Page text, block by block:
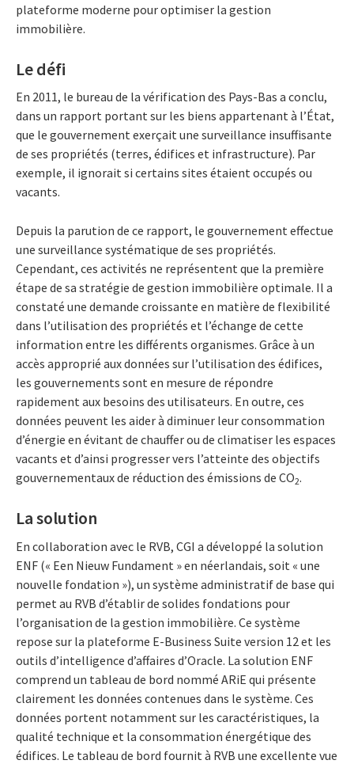
plateforme moderne pour optimiser la gestion
immobilière.
Le défi
En 2011, le bureau de la vérification des Pays-Bas a conclu,
dans un rapport portant sur les biens appartenant à l’État,
que le gouvernement exerçait une surveillance insuffisante
de ses propriétés (terres, édifices et infrastructure). Par
exemple, il ignorait si certains sites étaient occupés ou
vacants.
Depuis la parution de ce rapport, le gouvernement effectue
une surveillance systématique de ses propriétés.
Cependant, ces activités ne représentent que la première
étape de sa stratégie de gestion immobilière optimale. Il a
constaté une demande croissante en matière de flexibilité
dans l’utilisation des propriétés et l’échange de cette
information entre les différents organismes. Grâce à un
accès approprié aux données sur l’utilisation des édifices,
les gouvernements sont en mesure de répondre
rapidement aux besoins des utilisateurs. En outre, ces
données peuvent les aider à diminuer leur consommation
d’énergie en évitant de chauffer ou de climatiser les espaces
vacants et d’ainsi progresser vers l’atteinte des objectifs
gouvernementaux de réduction des émissions de CO2.
La solution
En collaboration avec le RVB, CGI a développé la solution
ENF (« Een Nieuw Fundament » en néerlandais, soit « une
nouvelle fondation »), un système administratif de base qui
permet au RVB d’établir de solides fondations pour
l’organisation de la gestion immobilière. Ce système
repose sur la plateforme E-Business Suite version 12 et les
outils d’intelligence d’affaires d’Oracle. La solution ENF
comprend un tableau de bord nommé ARiE qui présente
clairement les données contenues dans le système. Ces
données portent notamment sur les caractéristiques, la
qualité technique et la consommation énergétique des
édifices. Le tableau de bord fournit à RVB une excellente vue